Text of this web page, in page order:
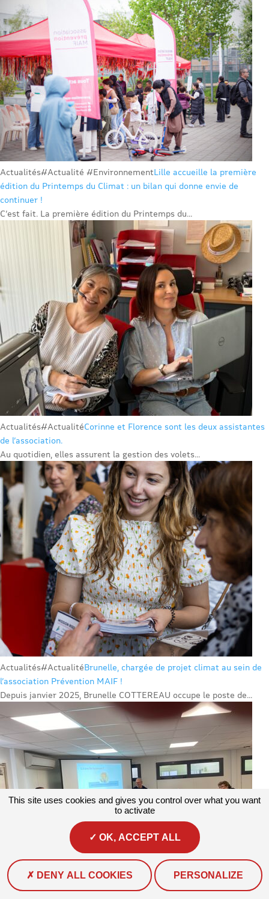
Actualités#Actualité #EnvironnementLille accueille la première
édition du Printemps du Climat : un bilan qui donne envie de
continuer !
C’est fait. La première édition du Printemps du...
Actualités#ActualitéCorinne et Florence sont les deux assistantes
de l’association.
Au quotidien, elles assurent la gestion des volets...
Actualités#ActualitéBrunelle, chargée de projet climat au sein de
l’association Prévention MAIF !
Depuis janvier 2025, Brunelle COTTEREAU occupe le poste de...
This site uses cookies and gives you control over what you want
to activate
OK, ACCEPT ALL
DENY ALL COOKIES PERSONALIZE